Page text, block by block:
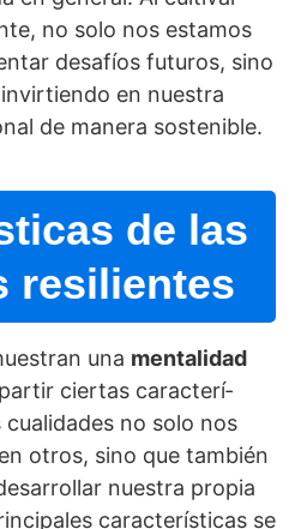
no solo nos estamos
desafí­os futuros, sino
en nuestra
de manera sostenible.
de las
resilientes
una mentalidad
ciertas caracterí­
no solo nos
otros, sino que también
nuestra propia
caracterí­sticas se